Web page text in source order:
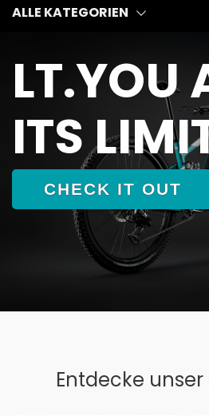
ALLE KATEGORIEN
LT.YOU
ITS
CHECK IT OUT
Entdecke